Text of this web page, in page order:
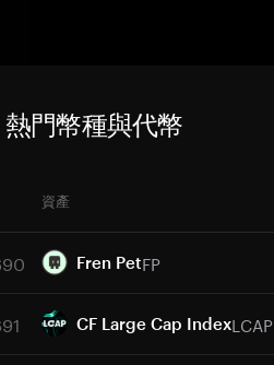
熱門幣種與代幣
資產
Fren PetFP
CF Large Cap IndexLCAP